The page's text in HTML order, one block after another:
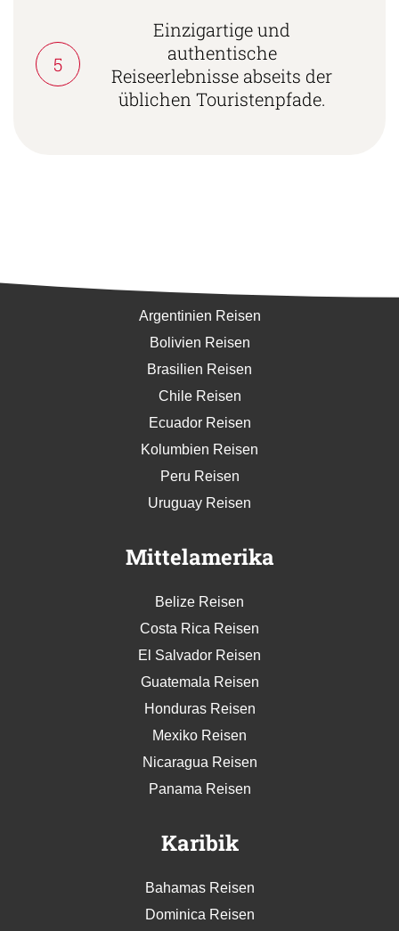
5
Einzigartige und
authentische
Reiseerlebnisse abseits der
üblichen Touristenpfade.
Argentinien Reisen
Bolivien Reisen
Brasilien Reisen
Chile Reisen
Ecuador Reisen
Kolumbien Reisen
Peru Reisen
Uruguay Reisen
Mittelamerika
Belize Reisen
Costa Rica Reisen
El Salvador Reisen
Guatemala Reisen
Honduras Reisen
Mexiko Reisen
Nicaragua Reisen
Panama Reisen
Karibik
Bahamas Reisen
Dominica Reisen